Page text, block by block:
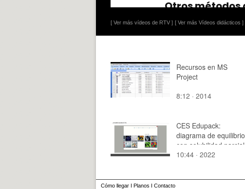
[ Ver más vídeos de RTV ] [ Ver más Vídeos didácticos ]
Recursos en MS
Project
8:12 · 2014
CES Edupack:
diagrama de equilibrio
con solubilidad parcial
10:44 · 2022
Cómo llegar I Planos I Contacto